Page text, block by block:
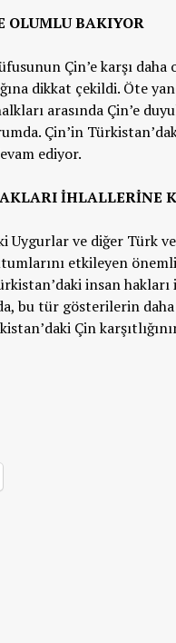
OLUMLU BAKIYOR
Çin’e karşı
dikkat çekildi. Öte
arasında Çin’e
Çin’in
ediyor.
İHLALLERİNE
Uygurlar ve diğer Türk
etkileyen
insan
bu tür gösterilerin daha
Çin